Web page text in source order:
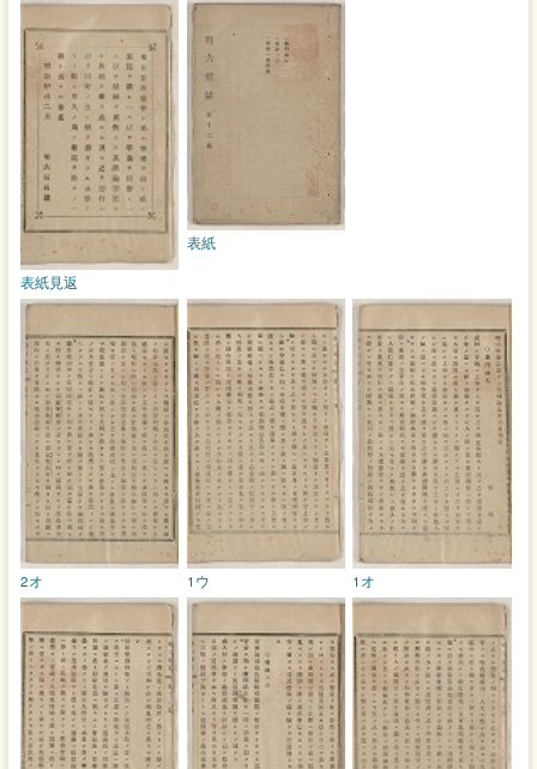
表紙
表紙見返
1オ
1ウ
2オ